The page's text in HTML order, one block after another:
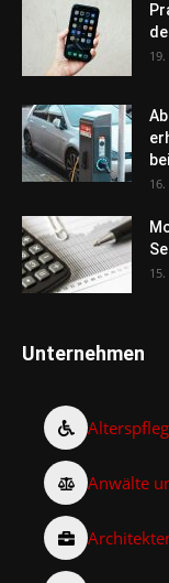
Unternehmen
Anwälte